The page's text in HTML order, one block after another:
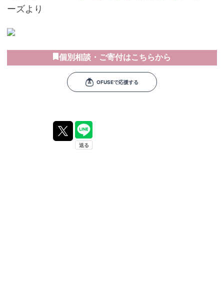
ーズより
個別相談・ご寄付はこちらから